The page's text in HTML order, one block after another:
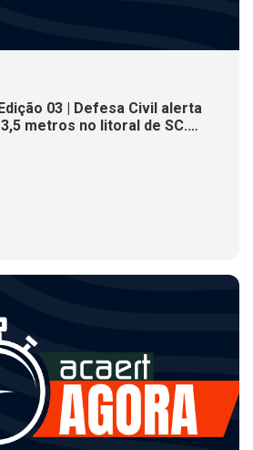
03 | Defesa Civil alerta
metros no litoral de SC.